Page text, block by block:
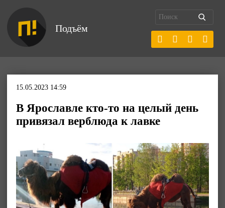
Подъём
15.05.2023 14:59
В Ярославле кто-то на целый день
привязал верблюда к лавке